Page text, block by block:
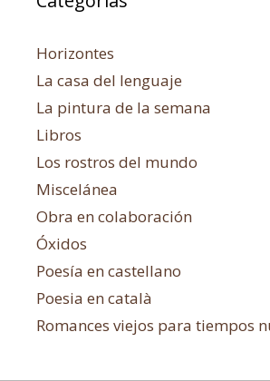
Horizontes
La casa del lenguaje
La pintura de la semana
Libros
Los rostros del mundo
Miscelánea
Obra en colaboración
Óxidos
Poesía en castellano
Poesia en català
Romances viejos para tiempos